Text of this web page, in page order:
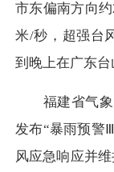
市东偏南方向
米/秒，超强台
到晚上在广东台
福建省气象
发布“暴雨预警
风应急响应并